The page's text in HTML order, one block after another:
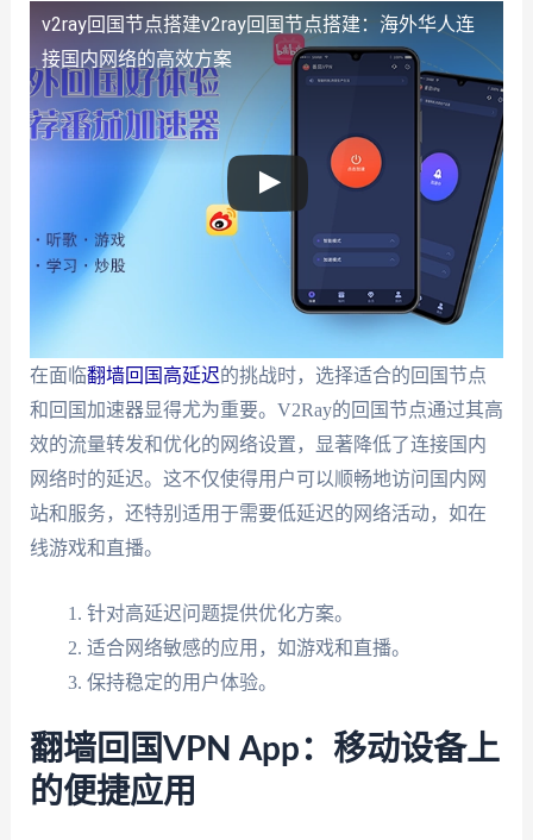
v2ray回国节点搭建v2ray回国节点搭建：海外华人连
接国内网络的高效方案
在面临翻墙回国高延迟的挑战时，选择适合的回国节点
和回国加速器显得尤为重要。V2Ray的回国节点通过其高
效的流量转发和优化的网络设置，显著降低了连接国内
网络时的延迟。这不仅使得用户可以顺畅地访问国内网
站和服务，还特别适用于需要低延迟的网络活动，如在
线游戏和直播。
针对高延迟问题提供优化方案。
适合网络敏感的应用，如游戏和直播。
保持稳定的用户体验。
翻墙回国VPN App：移动设备上
的便捷应用